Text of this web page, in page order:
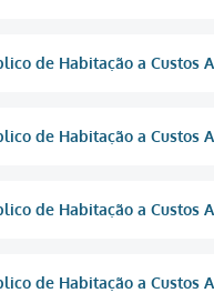
de Habitação a Custos
de Habitação a Custos
de Habitação a Custos
de Habitação a Custos